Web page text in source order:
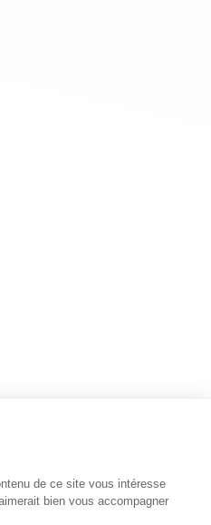
de ce site vous intéresse
bien vous accompagner